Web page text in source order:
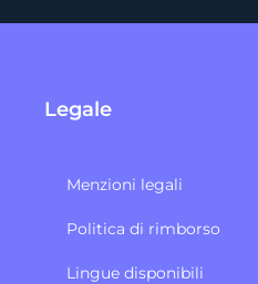
Legale
Menzioni legali
Politica di rimborso
Lingue disponibili